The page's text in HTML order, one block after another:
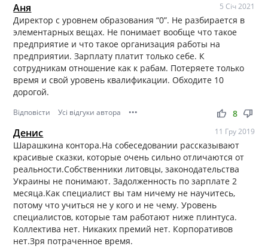
Аня 5 Січ 2021
Директор с уровнем образования “0”. Не разбирается в
элементарных вещах. Не понимает вообще что такое
предприятие и что такое организация работы на
предприятии. Зарплату платит только себе. К
сотрудникам отношение как к рабам. Потеряете только
время и свой уровень квалификации. Обходите 10
дорогой.
Відповісти Усі відгуки автора ••• thumb_up thumb_down
8
Денис 11 Гру 2019
Шарашкина контора.На собеседовании рассказывают
красивые сказки, которые очень сильно отличаются от
реальности.Собственники литовцы, законодательства
Украины не понимают. Задолженность по зарплате 2
месяца.Как специалист вы там ничему не научитесь,
потому что учиться не у кого и не чему. Уровень
специалистов, которые там работают ниже плинтуса.
Коллектива нет. Никаких премий нет. Корпоративов
нет.Зря потраченное время.